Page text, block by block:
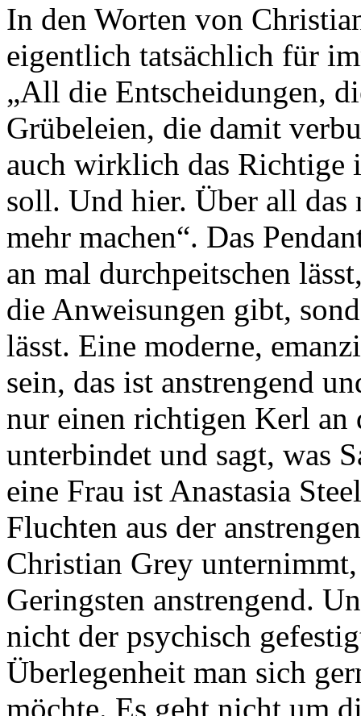
In den Worten von
eigentlich tatsächlich für
„All die Entscheidungen,
Grübeleien, die damit
auch wirklich das Richtige
soll. Und hier. Über all das
mehr machen“. Das
an mal durchpeitschen
die Anweisungen gibt,
lässt. Eine moderne,
sein, das ist anstrengend
nur einen richtigen Kerl an
unterbindet und sagt, was
eine Frau ist Anastasia
Fluchten aus der
Christian Grey
Geringsten anstrengend.
nicht der psychisch
Überlegenheit man sich
möchte. Es geht nicht um